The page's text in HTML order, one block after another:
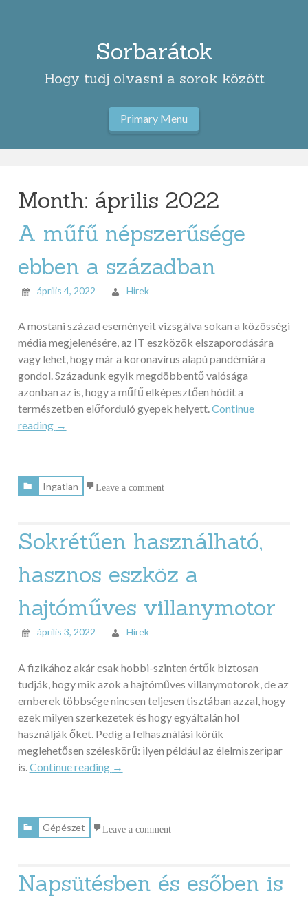
Sorbarátok
Hogy tudj olvasni a sorok között
Primary Menu
Month: április 2022
A műfű népszerűsége
ebben a században
április 4, 2022 Hirek
A mostani század eseményeit vizsgálva sokan a közösségi
média megjelenésére, az IT eszközök elszaporodására
vagy lehet, hogy már a koronavírus alapú pandémiára
gondol. Századunk egyik megdöbbentő valósága
azonban az is, hogy a műfű elképesztően hódít a
természetben előforduló gyepek helyett.Continue
reading „A
ebben
a
→
Ingatlan Leave a comment
Sokrétűen használható,
hasznos eszköz a
hajtóműves villanymotor
április 3, 2022 Hirek
A fizikához akár csak hobbi-szinten értők biztosan
tudják, hogy mik azok a hajtóműves villanymotorok, de az
emberek többsége nincsen teljesen tisztában azzal, hogy
ezek milyen szerkezetek és hogy egyáltalán hol
használják őket. Pedig a felhasználási körük
meglehetősen széleskörű: ilyen például az élelmiszeripar
is.Continue reading „Sokrétűen
a
→
Gépészet Leave a comment
Napsütésben és esőben is